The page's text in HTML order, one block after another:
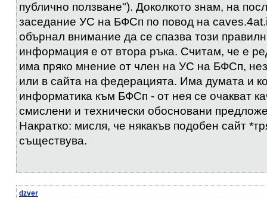
публично ползване"). Доколкото знам, на
заседание УС на БФСп по повод на
обърнал внимание да се спазва този
информация е от втора ръка. Считам, че е
има пряко мнение от член на УС на БФСп,
или в сайта на федерацията. Има думата и
информатика към БФСп - от нея се очакват
смислени и технически обосновани
Накратко: мисля, че някакъв подобен сайт
съществува.
dzver